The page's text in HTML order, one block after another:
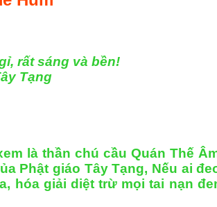
rất sáng và bền!
Tạng
là thần chú cầu Quán Thế
Phật giáo Tây Tạng, Nếu ai
hóa giải diệt trừ mọi tai nạn